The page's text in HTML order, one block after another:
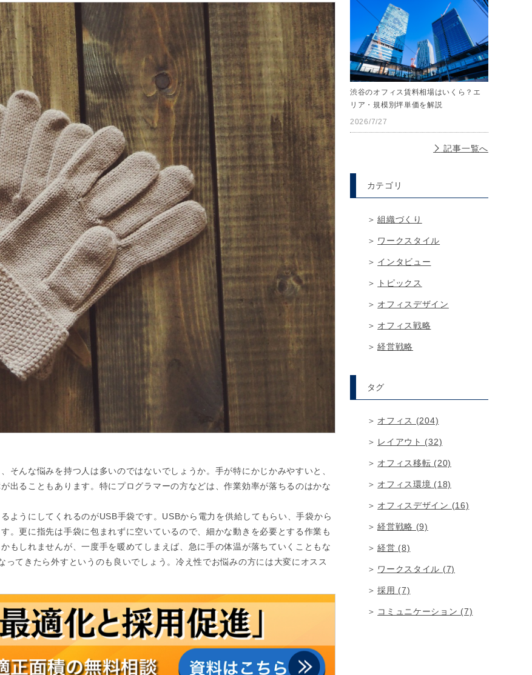
そんな悩みを持つ人は多いのではないでしょうか。手が特にかじかみやすいと、
出ることもあります。特にプログラマーの方などは、作業効率が落ちるのはかな
ようにしてくれるのがUSB手袋です。USBから電力を供給してもらい、手袋から
。更に指先は手袋に包まれずに空いているので、細かな動きを必要とする作業も
もしれませんが、一度手を暖めてしまえば、急に手の体温が落ちていくこともな
てきたら外すというのも良いでしょう。冷え性でお悩みの方には大変にオスス
渋谷のオフィス賃料相場はいくら？エ
リア・規模別坪単価を解説
2026/7/27
記事一覧へ
カテゴリ
組織づくり
ワークスタイル
インタビュー
トピックス
オフィスデザイン
オフィス戦略
経営戦略
タグ
オフィス (204)
レイアウト (32)
オフィス移転 (20)
オフィス環境 (18)
オフィスデザイン (16)
経営戦略 (9)
経営 (8)
ワークスタイル (7)
採用 (7)
コミュニケーション (7)